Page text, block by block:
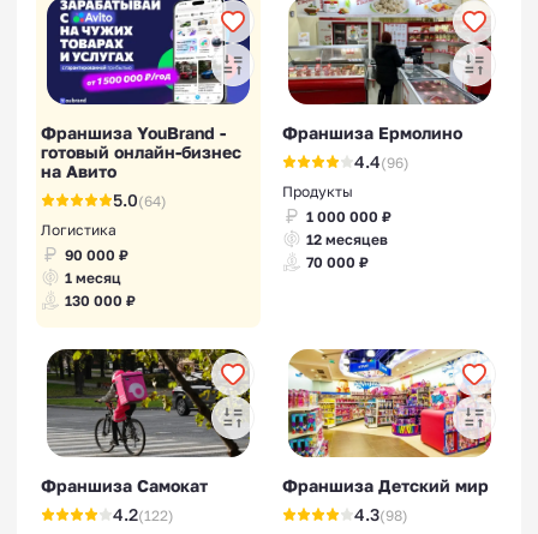
Франшиза YouBrand -
готовый онлайн-бизнес
на Авито
5.0(64)
Логистика
90 000 ₽
1 месяц
130 000 ₽
Франшиза Ермолино
4.4(96)
Продукты
1 000 000 ₽
12 месяцев
70 000 ₽
Франшиза Самокат
4.2(122)
Франшиза Детский мир
4.3(98)